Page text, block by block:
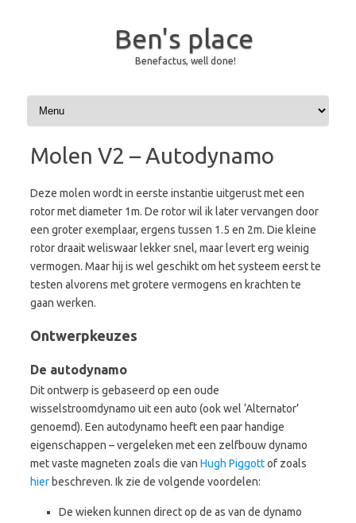
Ben's place
Benefactus, well done!
Skip to content
Molen V2 – Autodynamo
Deze molen wordt in eerste instantie uitgerust met een
rotor met diameter 1m. De rotor wil ik later vervangen door
een groter exemplaar, ergens tussen 1.5 en 2m. Die kleine
rotor draait weliswaar lekker snel, maar levert erg weinig
vermogen. Maar hij is wel geschikt om het systeem eerst te
testen alvorens met grotere vermogens en krachten te
gaan werken.
Ontwerpkeuzes
De autodynamo
Dit ontwerp is gebaseerd op een oude
wisselstroomdynamo uit een auto (ook wel ‘Alternator’
genoemd). Een autodynamo heeft een paar handige
eigenschappen – vergeleken met een zelfbouw dynamo
met vaste magneten zoals die van Hugh Piggottof zoals
hier beschreven. Ik zie de volgende voordelen:
De wieken kunnen direct op de as van de dynamo